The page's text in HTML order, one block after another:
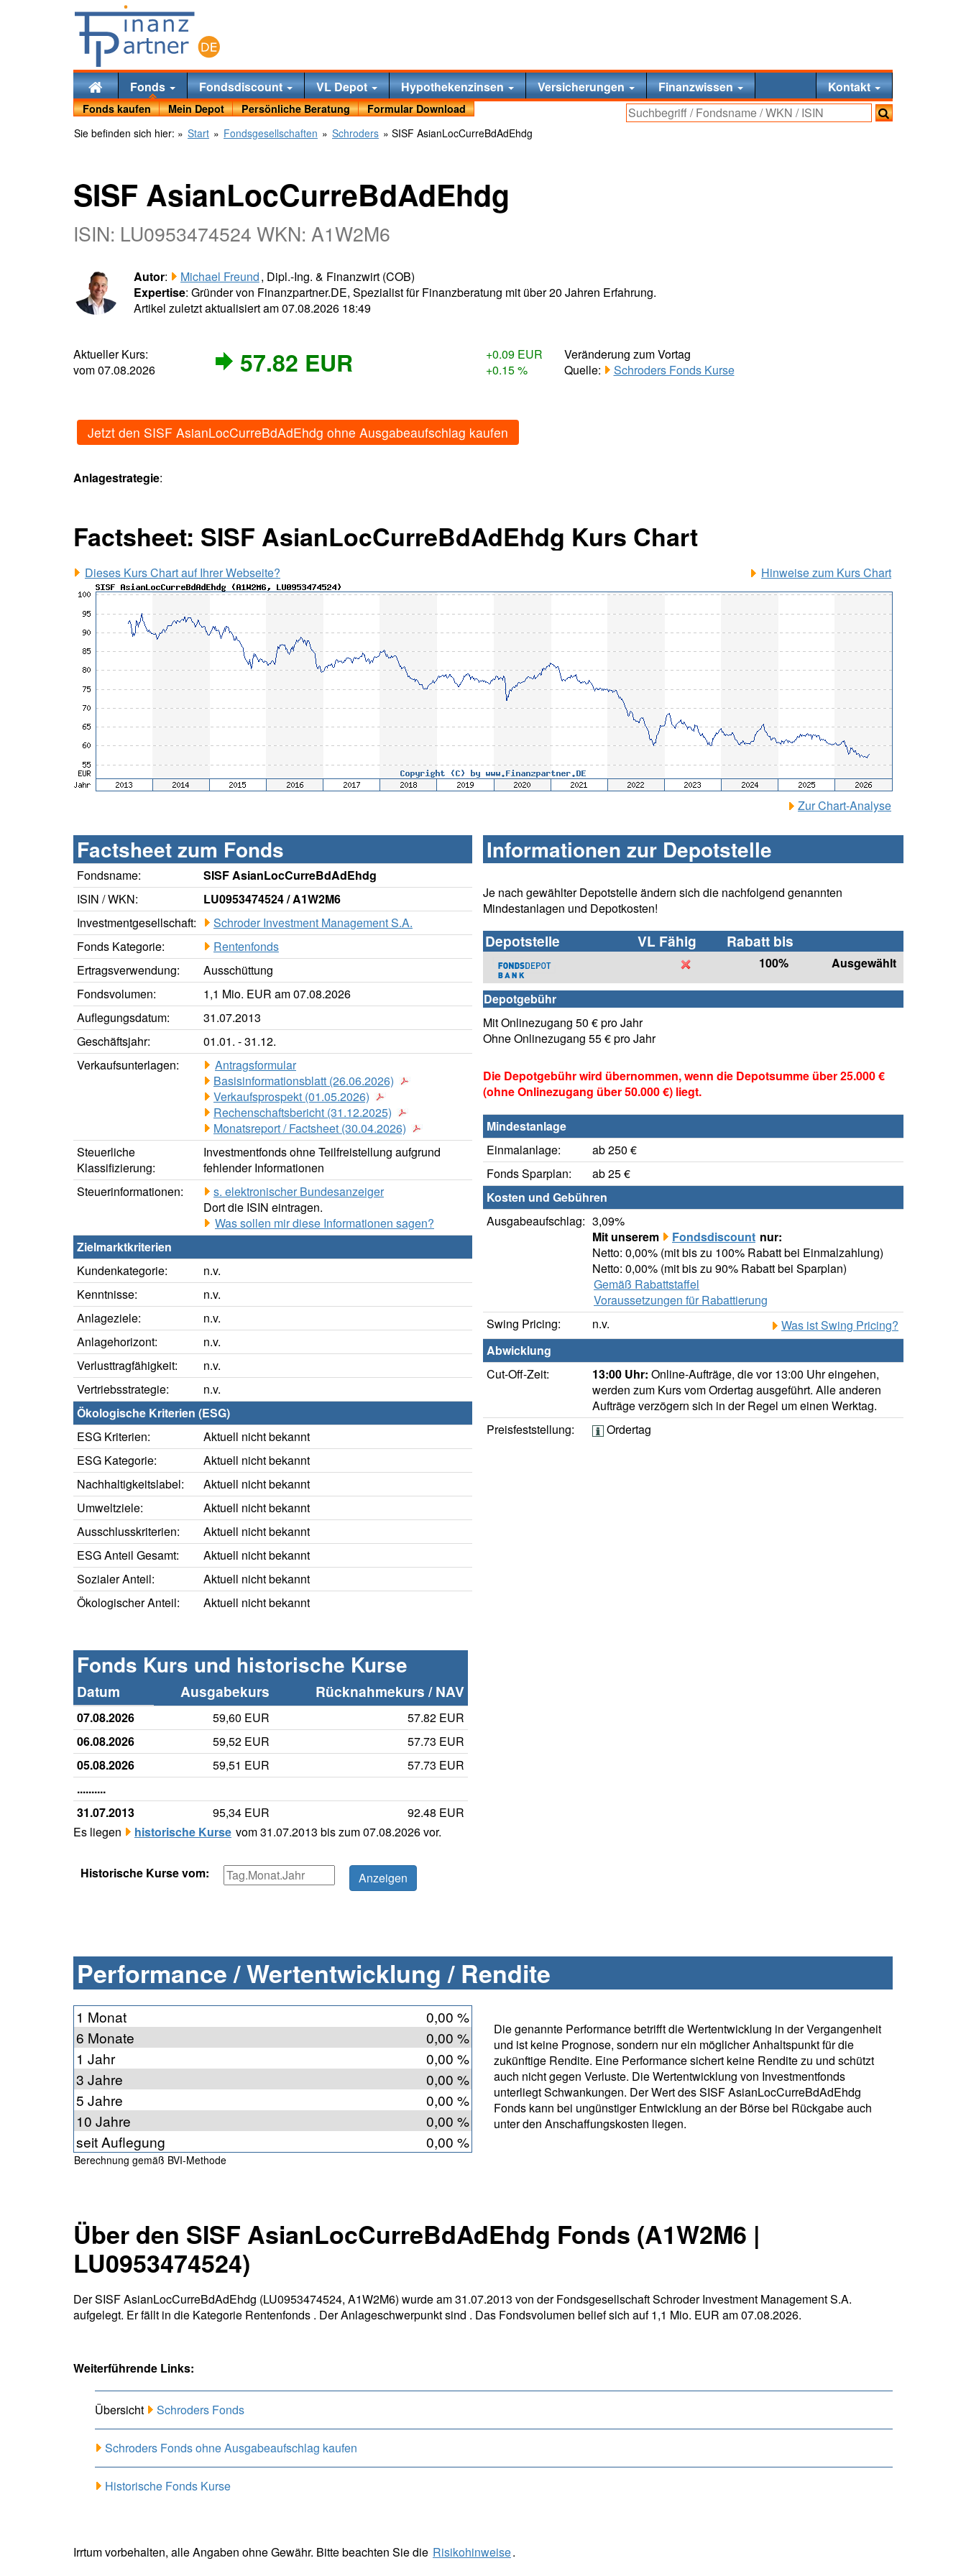
Fonds Fondsdiscount VL Depot Hypothekenzinsen Versicherungen Finanzwissen Kontakt
Fonds kaufen Mein Depot Persönliche Beratung
Formular Download
Sie befinden sich hier: » Start » Fondsgesellschaften » Schroders » SISF AsianLocCurreBdAdEhdg
SISF AsianLocCurreBdAdEhdg
ISIN: LU0953474524 WKN: A1W2M6
Autor: Michael Freund, Dipl.-Ing. & Finanzwirt (COB)
Expertise: Gründer von Finanzpartner.DE, Spezialist für Finanzberatung mit über 20 Jahren Erfahrung.
Artikel zuletzt aktualisiert am 07.08.2026 18:49
Aktueller Kurs:
vom 07.08.2026
57.82 EUR
+0.09 EUR
+0.15 %
Veränderung zum Vortag
Quelle:
Schroders Fonds Kurse
Jetzt den SISF AsianLocCurreBdAdEhdg ohne Ausgabeaufschlag kaufen
Anlagestrategie:
Factsheet: SISF AsianLocCurreBdAdEhdg Kurs Chart
Dieses Kurs Chart auf Ihrer Webseite? Hinweise zum Kurs Chart
Zur Chart-Analyse
Factsheet zum Fonds
Fondsname:
SISF AsianLocCurreBdAdEhdg
ISIN / WKN:
LU0953474524 / A1W2M6
Investmentgesellschaft:
Schroder Investment Management S.A.
Fonds Kategorie:
Rentenfonds
Ertragsverwendung:
Ausschüttung
Fondsvolumen:
1,1 Mio. EUR am 07.08.2026
Auflegungsdatum:
31.07.2013
Geschäftsjahr:
01.01. - 31.12.
Verkaufsunterlagen:
Antragsformular
Basisinformationsblatt (26.06.2026)
Verkaufsprospekt (01.05.2026)
Rechenschaftsbericht (31.12.2025)
Monatsreport / Factsheet (30.04.2026)
Steuerliche
Klassifizierung:
Investmentfonds ohne Teilfreistellung aufgrund
fehlender Informationen
Steuerinformationen:
s. elektronischer Bundesanzeiger
Dort die ISIN eintragen.
Was sollen mir diese Informationen sagen?
Zielmarktkriterien
Kundenkategorie:
n.v.
Kenntnisse:
n.v.
Anlageziele:
n.v.
Anlagehorizont:
n.v.
Verlusttragfähigkeit:
n.v.
Vertriebsstrategie:
n.v.
Ökologische Kriterien (ESG)
ESG Kriterien:
Aktuell nicht bekannt
ESG Kategorie:
Aktuell nicht bekannt
Nachhaltigkeitslabel:
Aktuell nicht bekannt
Umweltziele:
Aktuell nicht bekannt
Ausschlusskriterien:
Aktuell nicht bekannt
ESG Anteil Gesamt:
Aktuell nicht bekannt
Sozialer Anteil:
Aktuell nicht bekannt
Ökologischer Anteil:
Aktuell nicht bekannt
Fonds Kurs und historische Kurse
Datum Ausgabekurs Rücknahmekurs / NAV
07.08.2026 59,60 EUR
57.82 EUR
06.08.2026
59,52 EUR
57.73 EUR
05.08.2026
59,51 EUR
57.73 EUR
..........
31.07.2013
95,34 EUR
92.48 EUR
Es liegen
historische Kurse vom 31.07.2013 bis zum 07.08.2026 vor.
Historische Kurse vom:
Informationen zur Depotstelle
Je nach gewählter Depotstelle ändern sich die nachfolgend genannten
Mindestanlagen und Depotkosten!
Depotstelle VL Fähig Rabatt bis
100% Ausgewählt
Depotgebühr
Mit Onlinezugang 50 € pro Jahr
Ohne Onlinezugang 55 € pro Jahr
Die Depotgebühr wird übernommen, wenn die Depotsumme über 25.000 €
(ohne Onlinezugang über 50.000 €) liegt.
Mindestanlage
Einmalanlage:
ab 250 €
Fonds Sparplan:
ab 25 €
Kosten und Gebühren
Ausgabeaufschlag: 3,09%
Mit unserem
Fondsdiscount nur:
Netto: 0,00% (mit bis zu 100% Rabatt bei Einmalzahlung)
Netto: 0,00% (mit bis zu 90% Rabatt bei Sparplan)
Gemäß Rabattstaffel
Voraussetzungen für Rabattierung
Swing Pricing:
n.v.
Was ist Swing Pricing?
Abwicklung
Cut-Off-Zeit:
13:00 Uhr: Online-Aufträge, die vor 13:00 Uhr eingehen,
werden zum Kurs vom Ordertag ausgeführt. Alle anderen
Aufträge verzögern sich in der Regel um einen Werktag.
Preisfeststellung:
Ordertag
Performance / Wertentwicklung / Rendite
1 Monat
0,00 %
6 Monate
0,00 %
1 Jahr
0,00 %
3 Jahre
0,00 %
5 Jahre
0,00 %
10 Jahre
0,00 %
seit Auflegung
0,00 %
Berechnung gemäß BVI-Methode
Die genannte Performance betrifft die Wertentwicklung in der Vergangenheit
und ist keine Prognose, sondern nur ein möglicher Anhaltspunkt für die
zukünftige Rendite. Eine Performance sichert keine Rendite zu und schützt
auch nicht gegen Verluste. Die Wertentwicklung von Investmentfonds
unterliegt Schwankungen. Der Wert des SISF AsianLocCurreBdAdEhdg
Fonds kann bei ungünstiger Entwicklung an der Börse bei Rückgabe auch
unter den Anschaffungskosten liegen.
Über den SISF AsianLocCurreBdAdEhdg Fonds (A1W2M6 |
LU0953474524)
Der SISF AsianLocCurreBdAdEhdg (LU0953474524, A1W2M6) wurde am 31.07.2013 von der Fondsgesellschaft Schroder Investment Management S.A.
aufgelegt. Er fällt in die Kategorie Rentenfonds . Der Anlageschwerpunkt sind . Das Fondsvolumen belief sich auf 1,1 Mio. EUR am 07.08.2026.
Weiterführende Links:
Übersicht Schroders Fonds
Schroders Fonds ohne Ausgabeaufschlag kaufen
Historische Fonds Kurse
Irrtum vorbehalten, alle Angaben ohne Gewähr. Bitte beachten Sie die Risikohinweise.